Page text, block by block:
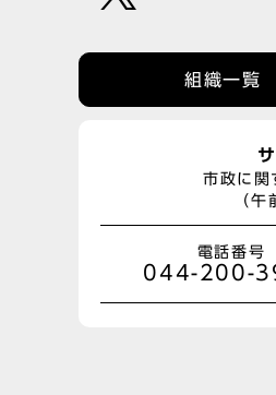
組織一覧
市政に関
（
電話番号
044-200-